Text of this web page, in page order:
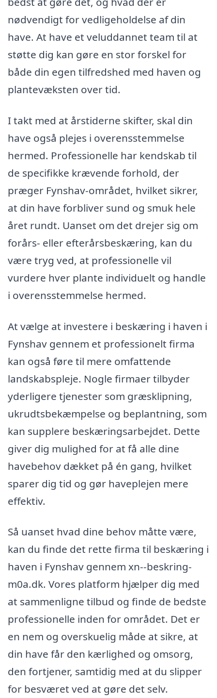
nødvendigt for vedligeholdelse af din
have. At have et veluddannet team til at
støtte dig kan gøre en stor forskel for
både din egen tilfredshed med haven og
plantevæksten over tid.
I takt med at årstiderne skifter, skal din
have også plejes i overensstemmelse
hermed. Professionelle har kendskab til
de specifikke krævende forhold, der
præger Fynshav-området, hvilket sikrer,
at din have forbliver sund og smuk hele
året rundt. Uanset om det drejer sig om
forårs- eller efterårsbeskæring, kan du
være tryg ved, at professionelle vil
vurdere hver plante individuelt og handle
i overensstemmelse hermed.
At vælge at investere i beskæring i haven i
Fynshav gennem et professionelt firma
kan også føre til mere omfattende
landskabspleje. Nogle firmaer tilbyder
yderligere tjenester som græsklipning,
ukrudtsbekæmpelse og beplantning, som
kan supplere beskæringsarbejdet. Dette
giver dig mulighed for at få alle dine
havebehov dækket på én gang, hvilket
sparer dig tid og gør haveplejen mere
effektiv.
Så uanset hvad dine behov måtte være,
kan du finde det rette firma til beskæring i
haven i Fynshav gennem xn--beskring-
m0a.dk. Vores platform hjælper dig med
at sammenligne tilbud og finde de bedste
professionelle inden for området. Det er
en nem og overskuelig måde at sikre, at
din have får den kærlighed og omsorg,
den fortjener, samtidig med at du slipper
for besværet ved at gøre det selv.